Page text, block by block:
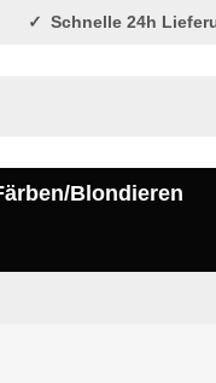
Schnelle 24h
Blondieren